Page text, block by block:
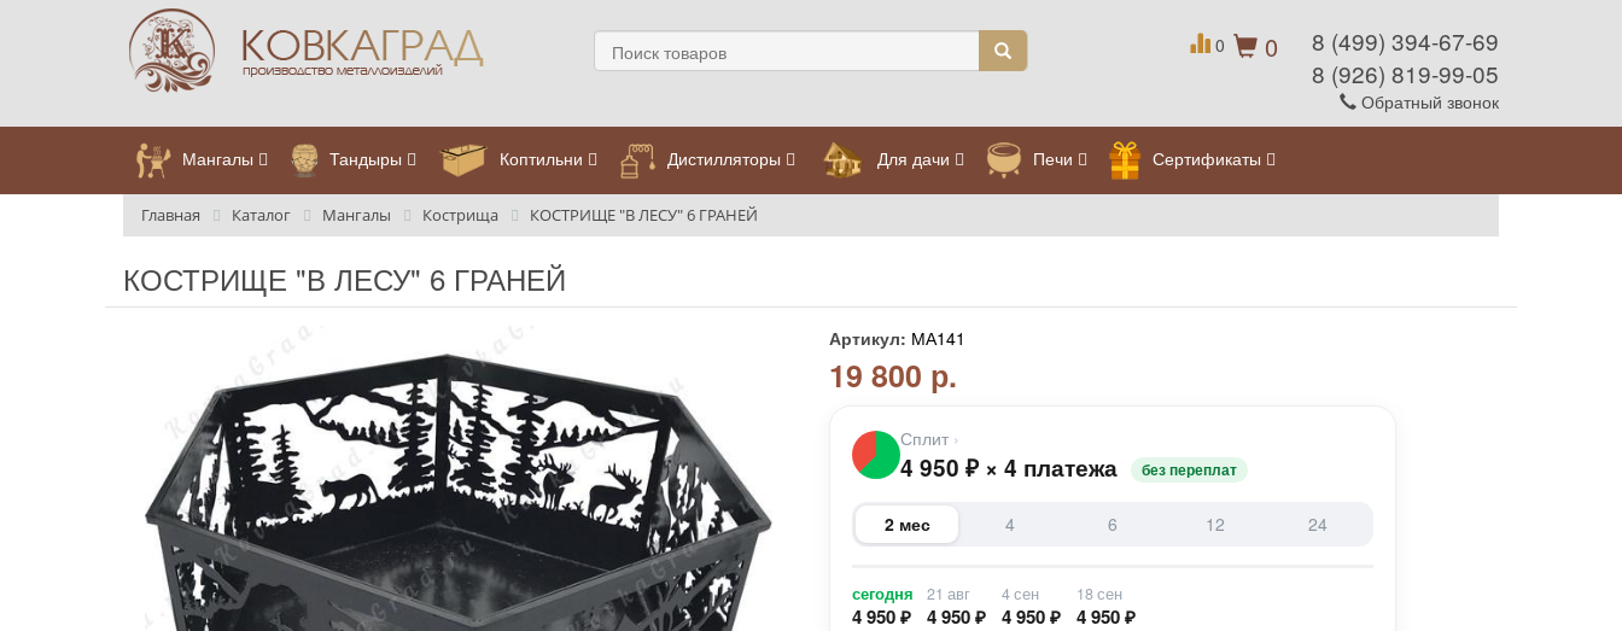
0
0
8 (499) 394-67-69
8 (926) 819-99-05
Обратный звонок
Мангалы Тандыры Коптильни Дистилляторы Для дачи Печи Сертификаты
Главная Каталог Мангалы Кострища КОСТРИЩЕ "В ЛЕСУ" 6 ГРАНЕЙ
КОСТРИЩЕ "В ЛЕСУ" 6 ГРАНЕЙ
Артикул: МА141
19 800 р.
Сплит ›
4 950 ₽ × 4 платежа без переплат
2 мес 4 6 12 24
сегодня
4 950 ₽
21 авг
4 950 ₽
4 сен
4 950 ₽
18 сен
4 950 ₽